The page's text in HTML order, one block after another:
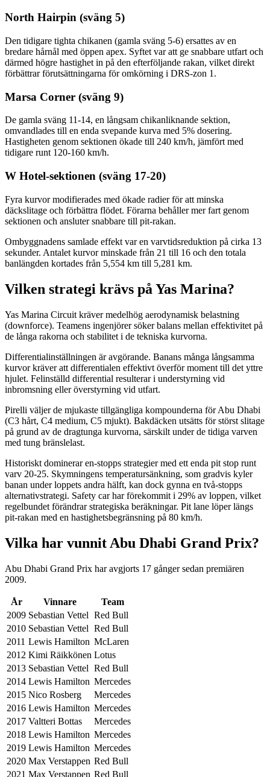
North Hairpin (sväng 5)
Den tidigare tighta chikanen (gamla sväng 5-6) ersattes av en
bredare hårnål med öppen apex. Syftet var att ge snabbare utfart och
därmed högre hastighet in på den efterföljande rakan, vilket direkt
förbättrar förutsättningarna för omkörning i DRS-zon 1.
Marsa Corner (sväng 9)
De gamla sväng 11-14, en långsam chikanliknande sektion,
omvandlades till en enda svepande kurva med 5% dosering.
Hastigheten genom sektionen ökade till 240 km/h, jämfört med
tidigare runt 120-160 km/h.
W Hotel-sektionen (sväng 17-20)
Fyra kurvor modifierades med ökade radier för att minska
däckslitage och förbättra flödet. Förarna behåller mer fart genom
sektionen och ansluter snabbare till pit-rakan.
Ombyggnadens samlade effekt var en varvtidsreduktion på cirka 13
sekunder. Antalet kurvor minskade från 21 till 16 och den totala
banlängden kortades från 5,554 km till 5,281 km.
Vilken strategi krävs på Yas Marina?
Yas Marina Circuit kräver medelhög aerodynamisk belastning
(downforce). Teamens ingenjörer söker balans mellan effektivitet på
de långa rakorna och stabilitet i de tekniska kurvorna.
Differentialinställningen är avgörande. Banans många långsamma
kurvor kräver att differentialen effektivt överför moment till det yttre
hjulet. Felinställd differential resulterar i understyrning vid
inbromsning eller överstyrning vid utfart.
Pirelli väljer de mjukaste tillgängliga kompounderna för Abu Dhabi
(C3 hårt, C4 medium, C5 mjukt). Bakdäcken utsätts för störst slitage
på grund av de dragtunga kurvorna, särskilt under de tidiga varven
med tung bränslelast.
Historiskt dominerar en-stopps strategier med ett enda pit stop runt
varv 20-25. Skymningens temperatursänkning, som gradvis kyler
banan under loppets andra hälft, kan dock gynna en två-stopps
alternativstrategi. Safety car har förekommit i 29% av loppen, vilket
regelbundet förändrar strategiska beräkningar. Pit lane löper längs
pit-rakan med en hastighetsbegränsning på 80 km/h.
Vilka har vunnit Abu Dhabi Grand Prix?
Abu Dhabi Grand Prix har avgjorts 17 gånger sedan premiären
2009.
År Vinnare
Team
2009 Sebastian Vettel Red Bull
2010 Sebastian Vettel Red Bull
2011 Lewis Hamilton McLaren
2012 Kimi Räikkönen Lotus
2013 Sebastian Vettel Red Bull
2014 Lewis Hamilton Mercedes
2015 Nico Rosberg
Mercedes
2016 Lewis Hamilton Mercedes
2017 Valtteri Bottas
Mercedes
2018 Lewis Hamilton Mercedes
2019 Lewis Hamilton Mercedes
2020 Max Verstappen Red Bull
2021 Max Verstappen Red Bull